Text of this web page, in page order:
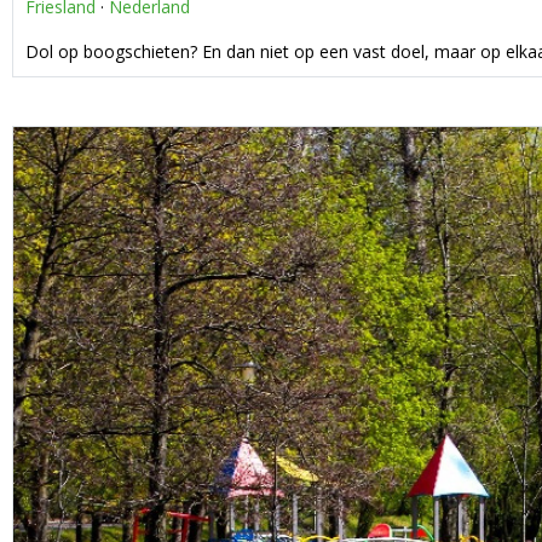
Friesland · Nederland
Dol op boogschieten? En dan niet op een vast doel, maar op